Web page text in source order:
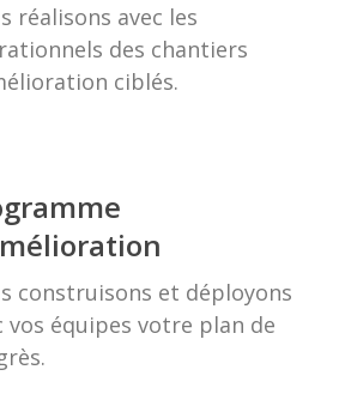
réalisons avec les
des chantiers
ciblés.
construisons et déployons
vos équipes votre plan de